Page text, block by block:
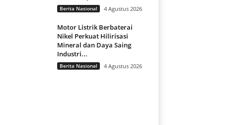
Berita Nasional 4 Agustus 2026
Motor Listrik Berbaterai
Nikel Perkuat Hilirisasi
Mineral dan Daya Saing
Industri...
Berita Nasional 4 Agustus 2026